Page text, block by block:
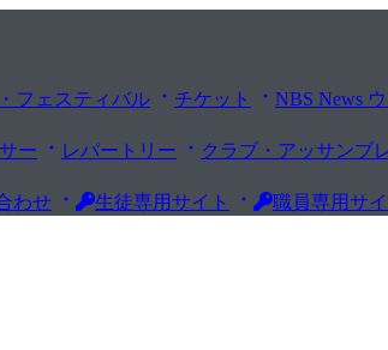
フェスティバル チケット NBS News
ー レパートリー クラブ・アッサンブ
わせ 生徒専用サイト 職員専用サイ